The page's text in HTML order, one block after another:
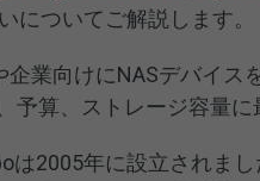
についてご解説します。
企業向けにNASデバイス
予算、ストレージ容量に
は2005年に設立されま